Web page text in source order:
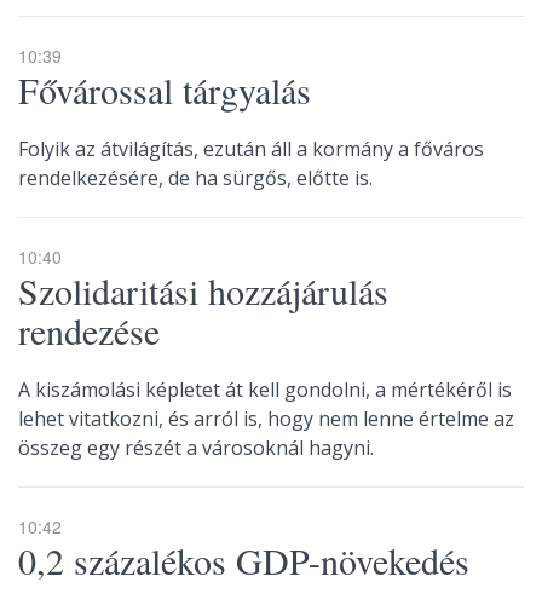
10:39
Fővárossal tárgyalás
Folyik az átvilágítás, ezután áll a kormány a főváros
rendelkezésére, de ha sürgős, előtte is.
10:40
Szolidaritási hozzájárulás
rendezése
A kiszámolási képletet át kell gondolni, a mértékéről is
lehet vitatkozni, és arról is, hogy nem lenne értelme az
összeg egy részét a városoknál hagyni.
10:42
0,2 százalékos GDP-növekedés